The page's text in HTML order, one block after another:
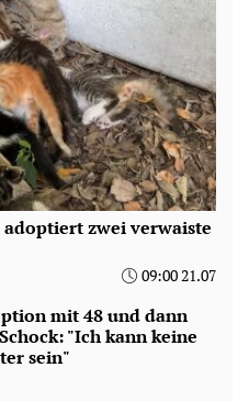
zwei verwaiste
09:00 21.07
mit 48 und dann
"Ich kann keine
sein"